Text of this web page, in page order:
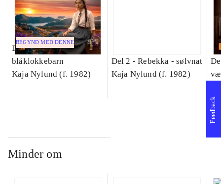
BEGYND MED DENNE
Del 1 -Rebekka -
blåklokkebarn
Kaja Nylund (f. 1982)
Del 2 -Rebekka - sølvnat
Kaja Nylund (f. 1982)
Minder om
Feedback